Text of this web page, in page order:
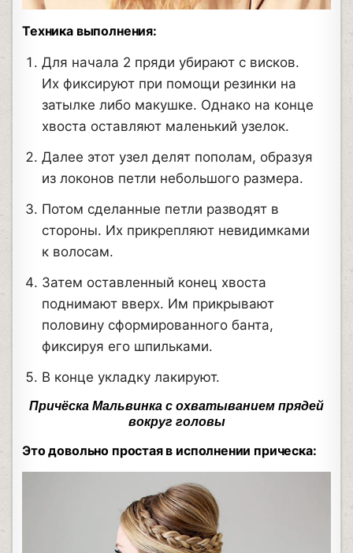
Техника выполнения:
Для начала 2 пряди убирают с висков.
Их фиксируют при помощи резинки на
затылке либо макушке. Однако на конце
хвоста оставляют маленький узелок.
Далее этот узел делят пополам, образуя
из локонов петли небольшого размера.
Потом сделанные петли разводят в
стороны. Их прикрепляют невидимками
к волосам.
Затем оставленный конец хвоста
поднимают вверх. Им прикрывают
половину сформированного банта,
фиксируя его шпильками.
В конце укладку лакируют.
Причёска Мальвинка с охватыванием прядей
вокруг головы
Это довольно простая в исполнении прическа: